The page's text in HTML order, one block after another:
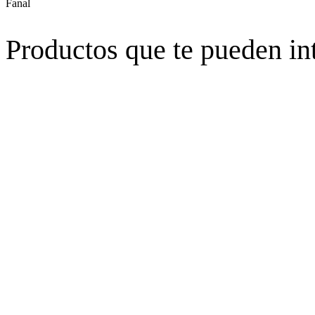
Fanal
Productos que te pueden